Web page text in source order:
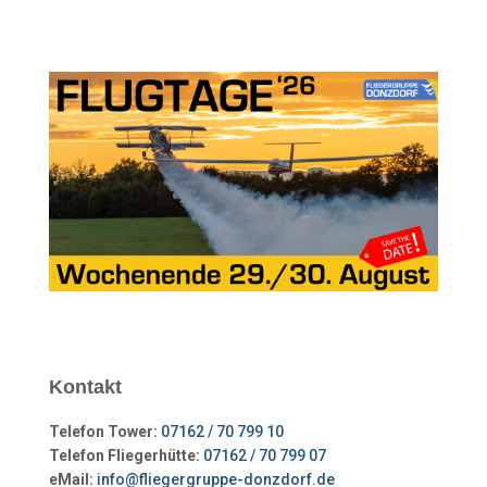
Kontakt
Telefon Tower: 07162 / 70 799 10
Telefon Fliegerhütte: 07162 / 70 799 07
eMail: info@fliegergruppe-donzdorf.de